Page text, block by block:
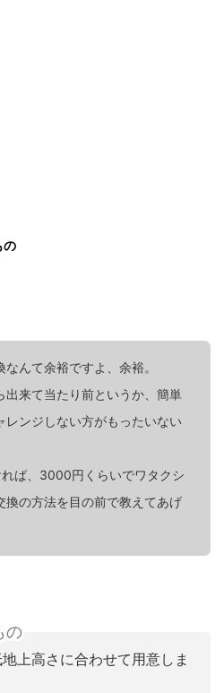
の
なんて余裕ですよ、余裕。
出来て当たり前というか、簡単
レンジしない方がもったいない
ば、3000円くらいでワタクシ
換の方法を目の前で教えてあげ
の
上高さに合わせて用意しま